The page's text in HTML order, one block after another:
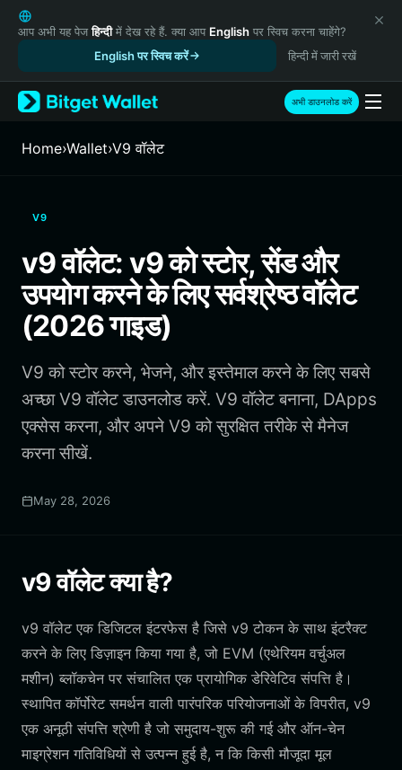
English
日本語
Русский
Español (Latinoamérica)
Türkçe
Italiano
繁體中文
Português (Portugal)
Bahasa Indonesia
ภาษาไทย
Português (Brasil)
Español (Argentina)
आप अभी यह पेजहिन्दीमें देख रहे हैं. क्या आप English पर स्विच करना चाहेंगे?
English पर स्विच करें
हिन्दी में जारी रखें
अभी डाउनलोड करें
Home›Wallet›V9 वॉलेट
V9
v9 वॉलेट: v9 को स्टोर, सेंड और
उपयोग करने के लिए सर्वश्रेष्ठ वॉलेट
(2026 गाइड)
V9 को स्टोर करने, भेजने, और इस्तेमाल करने के लिए सबसे
अच्छा V9 वॉलेट डाउनलोड करें. V9 वॉलेट बनाना, DApps
एक्सेस करना, और अपने V9 को सुरक्षित तरीके से मैनेज
करना सीखें.
May 28, 2026
v9 वॉलेट क्या है?
v9 वॉलेट एक डिजिटल इंटरफेस है जिसे v9 टोकन के साथ इंटरैक्ट
करने के लिए डिज़ाइन किया गया है, जो EVM (एथेरियम वर्चुअल
मशीन) ब्लॉकचेन पर संचालित एक प्रायोगिक डेरिवेटिव संपत्ति है।
स्थापित कॉर्पोरेट समर्थन वाली पारंपरिक परियोजनाओं के विपरीत, v9
एक अनूठी संपत्ति श्रेणी है जो समुदाय-शुरू की गई और ऑन-चेन
माइग्रेशन गतिविधियों से उत्पन्न हुई है, न कि किसी मौजूदा मूल